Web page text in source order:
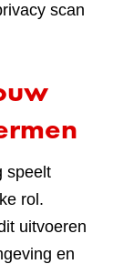
scan
speelt
rol.
uitvoeren
en